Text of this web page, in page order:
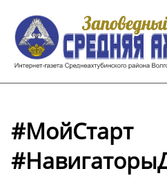
#МойСтарт